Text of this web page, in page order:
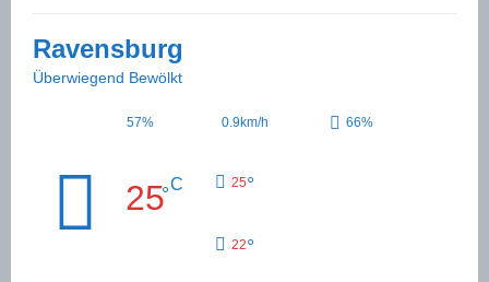
Ravensburg
Überwiegend Bewölkt
57% 0.9km/h 66%
25°C 25°
22°